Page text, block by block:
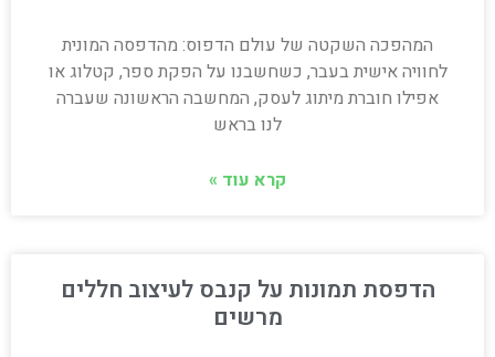
המהפכה השקטה של עולם הדפוס: מהדפסה המונית
לחוויה אישית בעבר, כשחשבנו על הפקת ספר, קטלוג או
אפילו חוברת מיתוג לעסק, המחשבה הראשונה שעברה
לנו בראש
קרא עוד »
הדפסת תמונות על קנבס לעיצוב חללים
מרשים